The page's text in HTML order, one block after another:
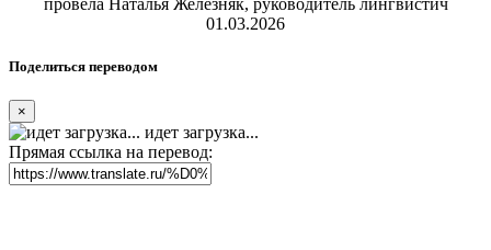
01.03.2026
Поделиться переводом
×
идет загрузка...
Прямая ссылка на перевод: